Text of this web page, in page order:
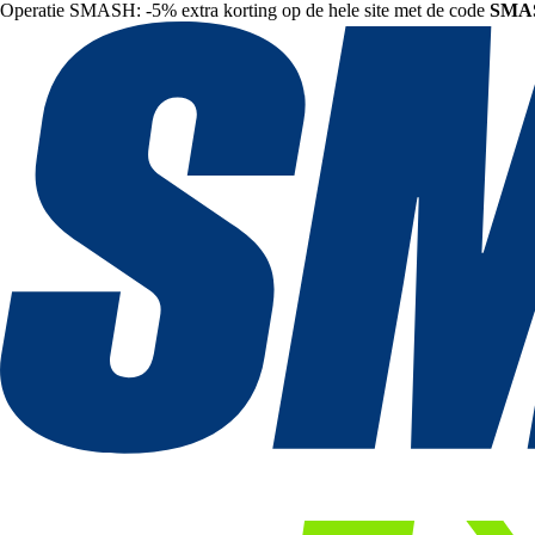
Operatie SMASH: -5% extra korting op de hele site met de code